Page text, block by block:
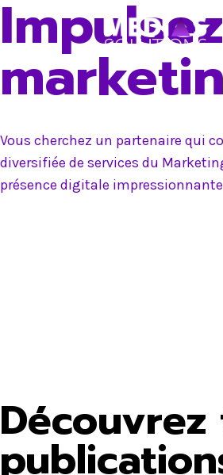
Skip
Vous cherchez un partenaire qui
diversifiée de services du
présence digitale